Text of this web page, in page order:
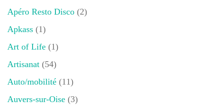
Apéro Resto Disco (2)
Apkass (1)
Art of Life (1)
Artisanat (54)
Auto/mobilité (11)
Auvers-sur-Oise (3)